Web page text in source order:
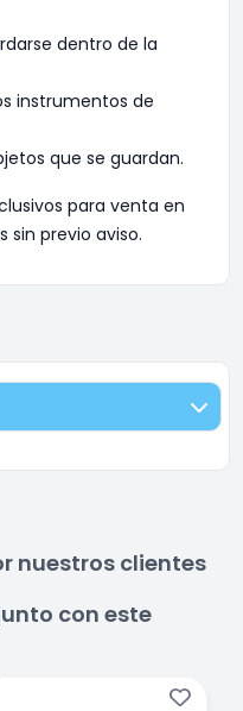
dentro de la
instrumentos de
que se guardan.
para venta en
sin previo aviso.
nuestros clientes
con este